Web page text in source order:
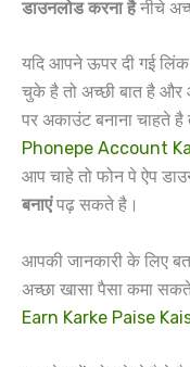
डाउनलोड करना हैनीचे
यदि आपने ऊपर दी गई
चुके है तो अच्छी बात है
पर अकाउंट बनाना चाहते
Phonepe Account
आप चाहे तो फोन पे ऐप
बनाएंपढ़ सकते है।
आपकी जानकारी के लिए
अच्छा खासा पैसा कमा
Earn Karke Paise